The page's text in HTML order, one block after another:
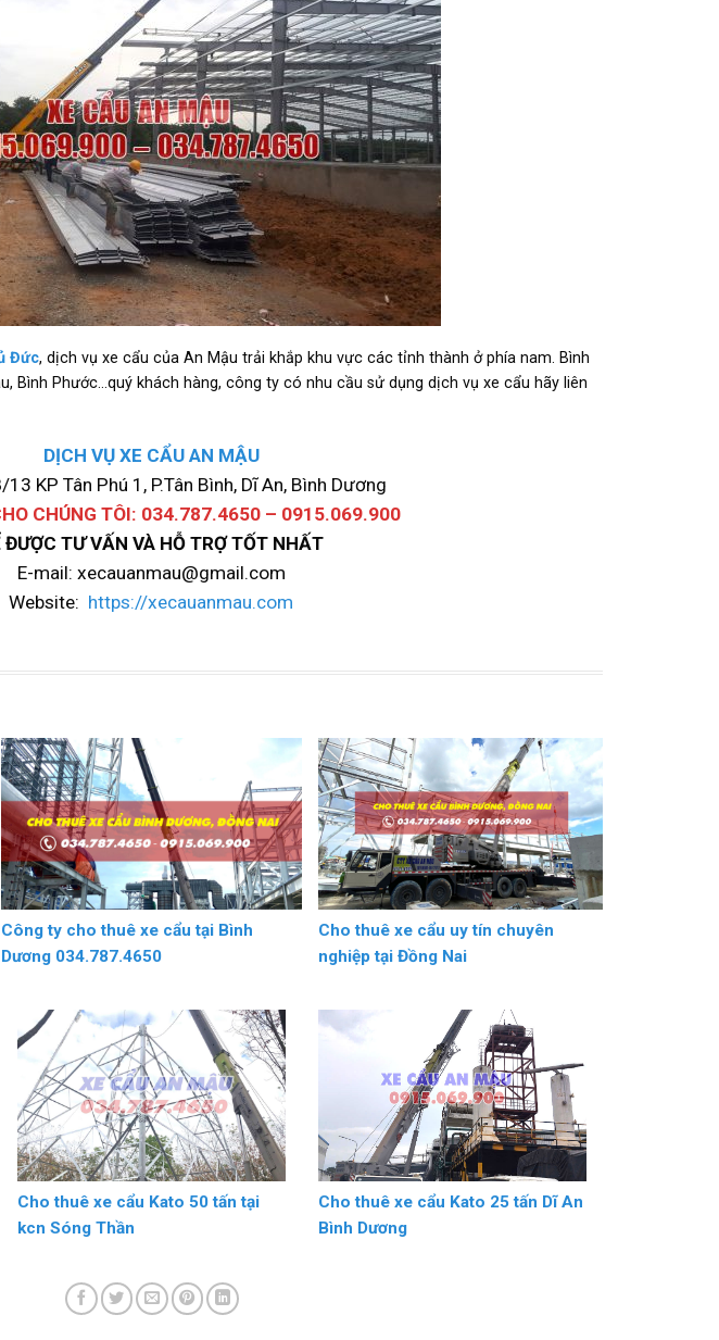
Đức, dịch vụ xe cẩu của An Mậu trải khắp khu vực các tỉnh thành ở phía nam. Bình
Bình Phước…quý khách hàng, công ty có nhu cầu sử dụng dịch vụ xe cẩu hãy liên
DỊCH VỤ XE CẨU AN MẬU
KP Tân Phú 1, P.Tân Bình, Dĩ An, Bình Dương
CHÚNG TÔI: 034.787.4650 – 0915.069.900
ĐƯỢC TƯ VẤN VÀ HỖ TRỢ TỐT NHẤT
E-mail: xecauanmau@gmail.com
Website: https://xecauanmau.com
Công ty cho thuê xe cẩu tại Bình
Dương 034.787.4650
Cho thuê xe cẩu uy tín chuyên
nghiệp tại Đồng Nai
Cho thuê xe cẩu Kato 50 tấn tại
kcn Sóng Thần
Cho thuê xe cẩu Kato 25 tấn Dĩ An
Bình Dương